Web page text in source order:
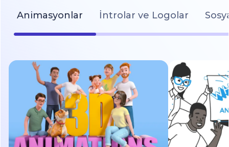
Animasyonlar İntrolar ve Logolar